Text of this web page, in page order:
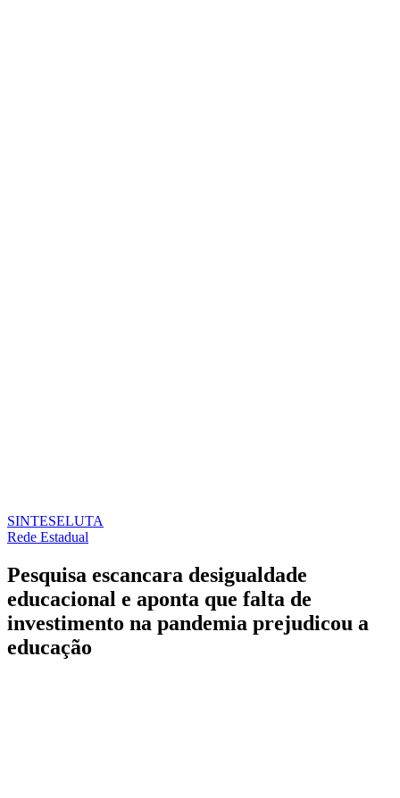
SINTESELUTA
Rede Estadual
Pesquisa escancara desigualdade
educacional e aponta que falta de
investimento na pandemia prejudicou a
educação